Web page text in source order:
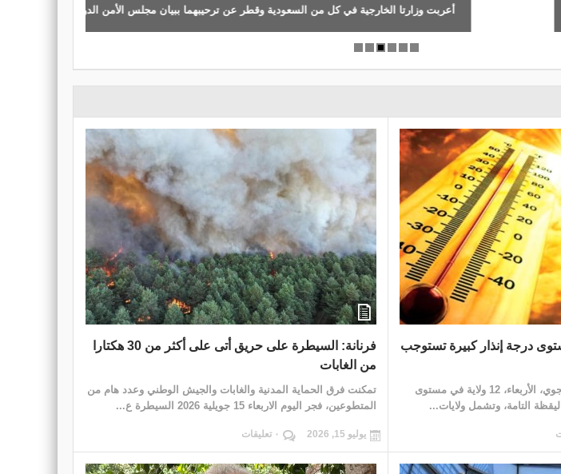
في كل من السعودية وقطر عن ترحيبهما ببيان مجلس الأمن الدولي، الذي صدر الجمعة، و...
مستوى درجة إنذار كبيرة تستوجب
صنّف المعهد الوطني للرصد الجوي، الأربعاء، 12 ولاية في مستوى
التامة، وتشمل ولايات...
فرنانة: السيطرة على حريق أتى على أكثر من 30 هكتارا
من الغابات
تمكنت فرق الحماية المدنية والغابات والجيش الوطني وعدد هام من
المتطوعين، فجر اليوم الاربعاء 15 جويلية 2026 السيطرة ع...
يوليو 15, 2026 ٠ تعليقات